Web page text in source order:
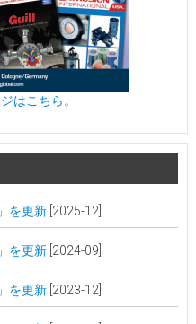
はこちら。
を更新[2025-12]
を更新[2024-09]
を更新[2023-12]